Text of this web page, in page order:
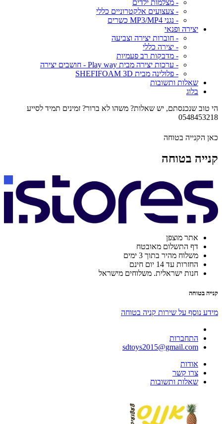
- מצלמות ילדים
- צעצועים אלקטרוניים כללי
- נגני MP3/MP4 כשרים
יצירה ופנאי
- חוברות יצירה וצביעה
- יצירה כללי
- מדבקות רב פעמיות
- ערכות יצירה מבית Play way - חושבים יצירה
- פלולינה מבית SHEFIFOAM 3D
שאלות ותשובות
בלוג
הי טוב שנכנסתם, יש שאלות? משהו לא ברור? זמינים תמיד לסייע
0548453218
כאן הקנייה בטוחה
קנייה בטוחה
אתר מוצפן
דף התשלום מאובטח
משלוח מהיר בתוך 3 ימים
החזרות עד 14 יום חינם
חנות ישראלית. משלוחים מישראל
קנייה בטוחה
מידע נוסף על שירות קניה בטוחה
התחברות
sdtoys2015@gmail.com
אודות
צרו קשר
שאלות ותשובות